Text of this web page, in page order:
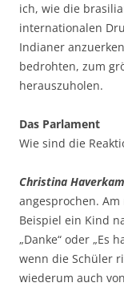
ich, wie die
internationalen
Indianer
bedrohten, zum
herauszuholen.
Das Parlament
Wie sind die
Christina
angesprochen.
Beispiel ein Kind
„Danke“ oder „Es
wenn die Schüler
wiederum auch